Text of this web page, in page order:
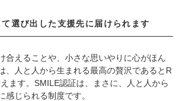
選び出した支援先に届けられます
合えることや、小さな思いやりに心がほん
、人と人から生まれる最高の贅沢であるとR
ます。SMILE認証は、まさに、人と人から
感じられる制度です。